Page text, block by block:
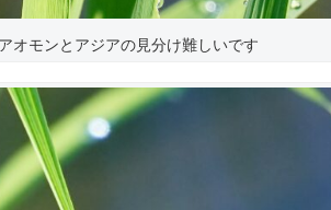
オモンとアジアの見分け難しいです